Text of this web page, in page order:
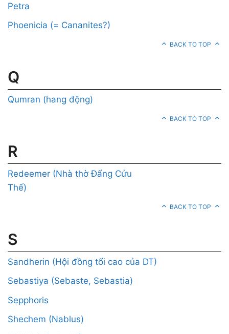
Petra
Phoenicia (= Cananites?)
BACK TO TOP
Q
Qumran (hang động)
BACK TO TOP
R
Redeemer (Nhà thờ Đấng Cứu
Thế)
BACK TO TOP
S
Sandherin (Hội đồng tối cao của DT)
Sebastiya (Sebaste, Sebastia)
Sepphoris
Shechem (Nablus)